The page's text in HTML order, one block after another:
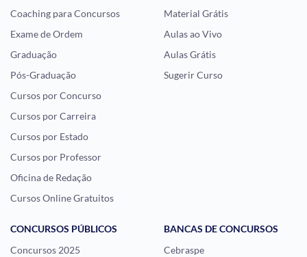
Coaching para Concursos
Exame de Ordem
Graduação
Pós-Graduação
Cursos por Concurso
Cursos por Carreira
Cursos por Estado
Cursos por Professor
Oficina de Redação
Cursos Online Gratuitos
Material Grátis
Aulas ao Vivo
Aulas Grátis
Sugerir Curso
CONCURSOS PÚBLICOS
Concursos 2025
BANCAS DE CONCURSOS
Cebraspe